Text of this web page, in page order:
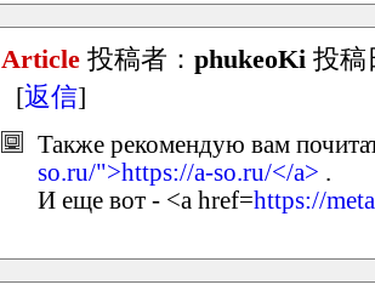
Article 投稿者： phukeoKi 投稿
[返信]
Также рекомендую вам
so.ru/">https://a-so.ru/</a> .
И еще вот - <a href=https://